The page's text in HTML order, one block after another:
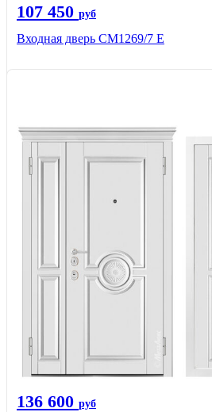
107 450 руб
Входная дверь CМ1269/7 Е
136 600 руб